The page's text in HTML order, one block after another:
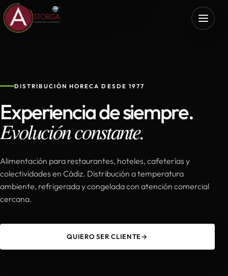
DISTRIBUCIÓN HORECA DESDE 1977
Experiencia de siempre.
Evolución constante.
Alimentación para restaurantes, hoteles, cafeterías y
colectividades en Cádiz. Distribución a temperatura
ambiente, refrigerada y congelada con atención comercial
cercana.
QUIERO SER CLIENTE→